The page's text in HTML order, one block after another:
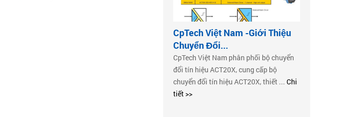
CpTech Việt Nam -Giới Thiệu
Chuyển Đổi...
CpTech Việt Nam phân phối bộ chuyển
đổi tín hiệu ACT20X, cung cấp bộ
chuyển đổi tín hiệu ACT20X, thiết ... Chi
tiết >>